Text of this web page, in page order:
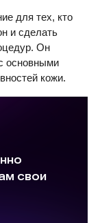
для тех, кто
и сделать
Он
основными
кожи.